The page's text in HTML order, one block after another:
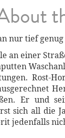
nur tief
an einer
Rost-
Er und
sich all die
jedenfalls